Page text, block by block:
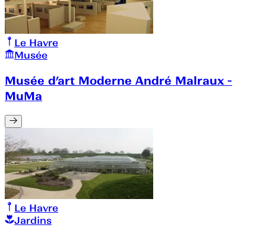
Le Havre
Musée
Musée d’art Moderne André Malraux -
MuMa
Le Havre
Jardins